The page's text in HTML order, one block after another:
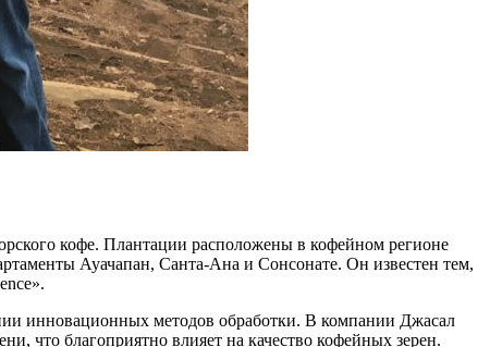
кофе. Плантации расположены в кофейном регионе
Ауачапан, Санта-Ана и Сонсонате. Он известен тем,
инновационных методов обработки. В компании Джасал
что благоприятно влияет на качество кофейных зерен.